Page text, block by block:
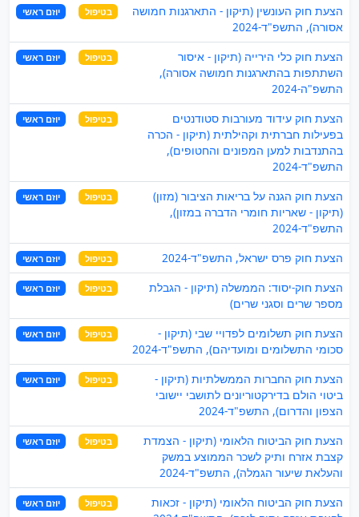
הצעת חוק העונשין (תיקון - התארגנות חמושה
אסורה), התשפ"ד-2024
בטיפול יוזם ראשי
הצעת חוק כלי הירייה (תיקון - איסור
השתתפות בהתארגנות חמושה אסורה),
התשפ"ה-2024
בטיפול יוזם ראשי
הצעת חוק עידוד מעורבות סטודנטים
בפעילות חברתית וקהילתית (תיקון - הכרה
בהתנדבות למען המפונים והחטופים),
התשפ"ד-2024
בטיפול יוזם ראשי
הצעת חוק הגנה על בריאות הציבור (מזון)
(תיקון - שאריות חומרי הדברה במזון),
התשפ"ד-2024
בטיפול יוזם ראשי
הצעת חוק פרס ישראל, התשפ"ד-2024 בטיפול יוזם ראשי
הצעת חוק-יסוד: הממשלה (תיקון - הגבלת
מספר שרים וסגני שרים)
בטיפול יוזם ראשי
הצעת חוק תשלומים לפדויי שבי (תיקון -
סכומי התשלומים ומועדיהם), התשפ"ד-2024
בטיפול יוזם ראשי
הצעת חוק החברות הממשלתיות (תיקון -
ביטוי הולם בדירקטוריונים לתושבי יישובי
הצפון והדרום), התשפ"ד-2024
בטיפול יוזם ראשי
הצעת חוק הביטוח הלאומי (תיקון - הצמדת
קצבת אזרח ותיק לשכר הממוצע במשק
והעלאת שיעור הגמלה), התשפ"ד-2024
בטיפול יוזם ראשי
הצעת חוק הביטוח הלאומי (תיקון - זכאות
בטיפול יוזם ראשי